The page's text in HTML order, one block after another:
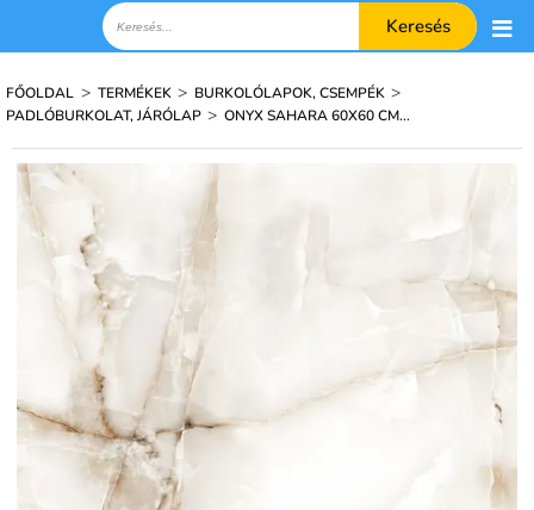
Keresés
FŐOLDAL > TERMÉKEK > BURKOLÓLAPOK, CSEMPÉK >
PADLÓBURKOLAT, JÁRÓLAP > ONYX SAHARA 60X60 CM...